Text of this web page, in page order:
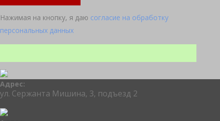
Нажимая на кнопку, я даю согласие на обработку
персональных данных
Адрес:
ул. Сержанта Мишина, 3, подъезд 2